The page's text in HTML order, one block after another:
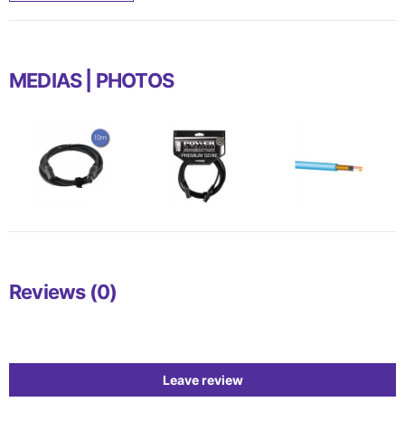
MEDIAS | PHOTOS
Reviews (0)
Leave review